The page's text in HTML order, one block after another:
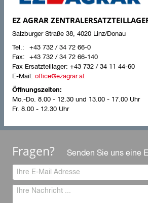
EZ AGRAR
Salzburger Straße 38, 4020 Linz/Donau
+43 732 / 34 72 66-0
+43 732 / 34 72 66-140
Fax Ersatzteillager: +43 732 / 34 11 44-60
E-Mail: office@ezagrar.at
Öffnungszeiten:
Mo.-Do. 8.00 - 12.30 und 13.00 - 17.00 Uhr
Fr. 8.00 - 12.30 Uhr
Fragen? Senden Sie uns eine